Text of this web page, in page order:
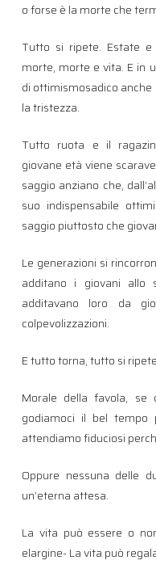
o forse è la morte che
Tutto si ripete. Estate
morte, morte e vita. E in
di ottimismosadico anche
la tristezza.
Tutto ruota e il
giovane età viene
saggio anziano che,
suo indispensabile
saggio piuttosto che
Le generazioni si
additano i giovani
additavano loro da
colpevolizzazioni.
E tutto torna, tutto si
Morale della favola, se
godiamoci il bel
attendiamo fiduciosi
Oppure nessuna delle
un’eterna attesa.
La vita può essere o
elargine- La vita può